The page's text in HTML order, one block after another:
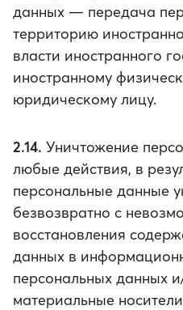
данных — передача
территорию
власти иностранного
иностранному
юридическому лицу.
2.14. Уничтожение
любые действия, в
персональные данные
безвозвратно с
восстановления
данных в
персональных данных
материальные